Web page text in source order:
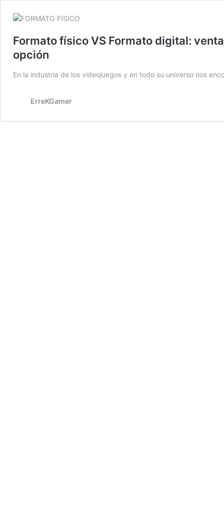
Formato físico VS Formato digital:
opción
En la industria de los videojuegos y en todo su universo nos
ErreKGamer